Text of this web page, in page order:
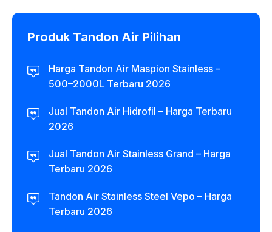
Produk Tandon Air Pilihan
Harga Tandon Air Maspion Stainless –
500–2000L Terbaru 2026
Jual Tandon Air Hidrofil – Harga Terbaru
2026
Jual Tandon Air Stainless Grand – Harga
Terbaru 2026
Tandon Air Stainless Steel Vepo – Harga
Terbaru 2026